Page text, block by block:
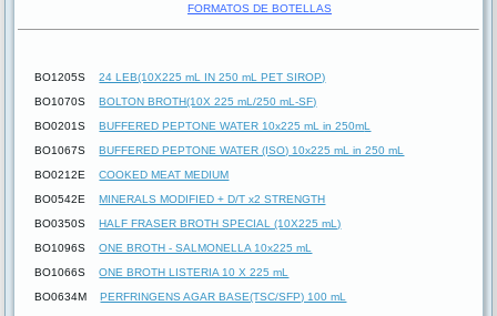
FORMATOS DE BOTELLAS
BO1205S24 LEB(10X225 mL IN 250 mL PET SIROP)
BO1070SBOLTON BROTH(10X 225 mL/250 mL-SF)
BO0201SBUFFERED PEPTONE WATER 10x225 mL in 250mL
BO1067SBUFFERED PEPTONE WATER (ISO) 10x225 mL in 250 mL
BO0212ECOOKED MEAT MEDIUM
BO0542EMINERALS MODIFIED + D/T x2 STRENGTH
BO0350SHALF FRASER BROTH SPECIAL (10X225 mL)
BO1096SONE BROTH - SALMONELLA 10x225 mL
BO1066SONE BROTH LISTERIA 10 X 225 mL
BO0634MPERFRINGENS AGAR BASE(TSC/SFP) 100 mL